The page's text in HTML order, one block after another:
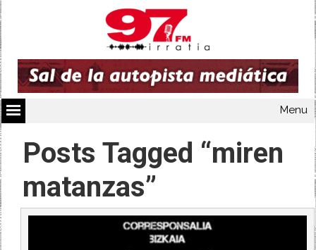
Menu
Posts Tagged “miren
matanzas”